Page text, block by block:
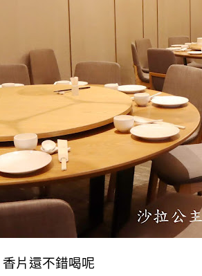
片還不錯喝呢